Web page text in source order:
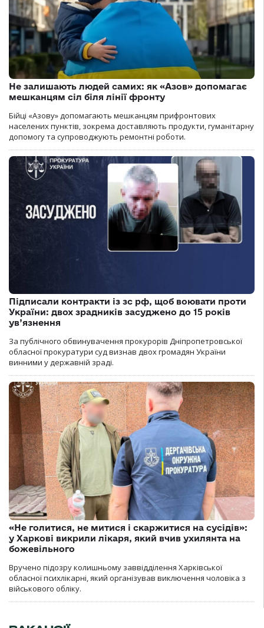
Не залишають людей самих: як «Азов» допомагає
мешканцям сіл біля лінії фронту
Бійці «Азову» допомагають мешканцям прифронтових
населених пунктів, зокрема доставляють продукти, гуманітарну
допомогу та супроводжують ремонтні роботи.
Підписали контракти із зс рф, щоб воювати проти
України: двох зрадників засуджено до 15 років
ув’язнення
За публічного обвинувачення прокурорів Дніпропетровської
обласної прокуратури суд визнав двох громадян України
винними у державній зраді.
«Не голитися, не митися і скаржитися на сусідів»:
у Харкові викрили лікаря, який вчив ухилянта на
божевільного
Вручено підозру колишньому заввідділення Харківської
обласної психлікарні, який організував виключення чоловіка з
військового обліку.